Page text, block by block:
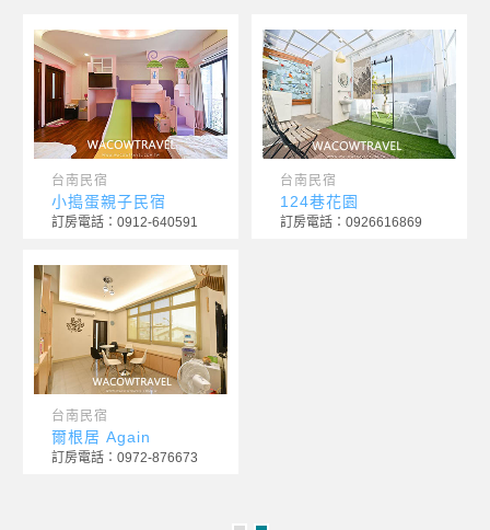
台南民宿
小搗蛋親子民宿
訂房電話：0912-640591
台南民宿
爾根居 Again
訂房電話：0972-876673
台南民宿
124巷花園
訂房電話：0926616869